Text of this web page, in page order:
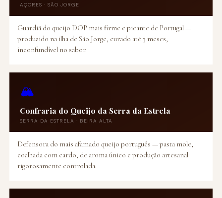
AÇORES · SÃO JORGE
Guardiã do queijo DOP mais firme e picante de Portugal —
produzido na ilha de São Jorge, curado até 3 meses,
inconfundível no sabor.
🏔️
Confraria do Queijo da Serra da Estrela
SERRA DA ESTRELA · BEIRA ALTA
Defensora do mais afamado queijo português — pasta mole,
coalhada com cardo, de aroma único e produção artesanal
rigorosamente controlada.